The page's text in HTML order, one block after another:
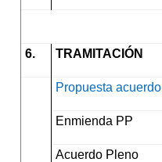
6. TRAMITACIÓN
Propuesta acuerdo
Enmienda PP
Acuerdo Pleno